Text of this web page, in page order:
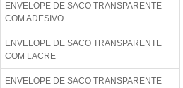
ENVELOPE DE SACO TRANSPARENTE
COM ADESIVO
ENVELOPE DE SACO TRANSPARENTE
COM LACRE
ENVELOPE DE SACO TRANSPARENTE